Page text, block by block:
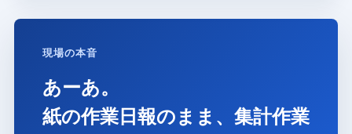
現場の本音
あーあ。
紙の作業日報のまま、集計作業